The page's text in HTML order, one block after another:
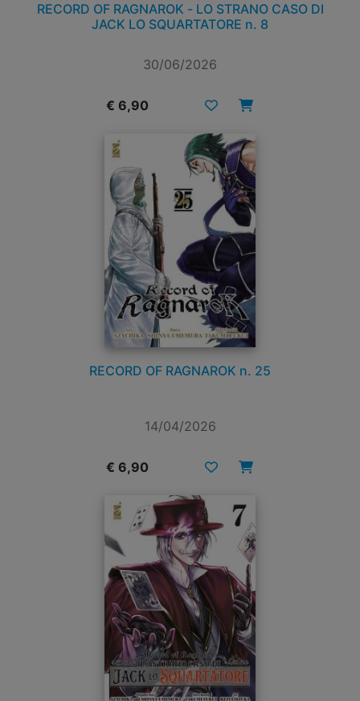
RECORD OF RAGNAROK - LO STRANO CASO DI
JACK LO SQUARTATORE n. 8
30/06/2026
€ 6,90
RECORD OF RAGNAROK n. 25
14/04/2026
€ 6,90